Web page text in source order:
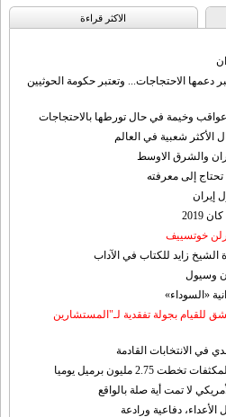
الاکثر قراءة
دعمها الاحتجاجات... وتعتبر حكومة الحوثيين
وخيمة في حال تورطها بالاحتجاجات
الأكثر شعبية في العالم
والشرق الاوسط
تحتاج إلى معرفته
إيران
خوتسييف
زايد للكتاب في الآداب
وسيول
«السوداء»
للقيام بجولة تفقدية لـ"المستشارين
في الانتخابات القادمة
مليون برميل يوميا
لا تمت أية صلة بالواقع
الأعداء، دفاعية ورادعة